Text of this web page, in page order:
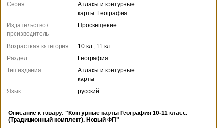
Серия
Атласы и контурные
карты. География
Издательство /
производитель
Просвещение
Возрастная категория
10 кл., 11 кл.
Раздел
География
Тип издания
Атласы и контурные
карты
Язык
русский
Описание к товару: "Контурные карты География 10-11 класс.
(Традиционный комплект). Новый ФП"